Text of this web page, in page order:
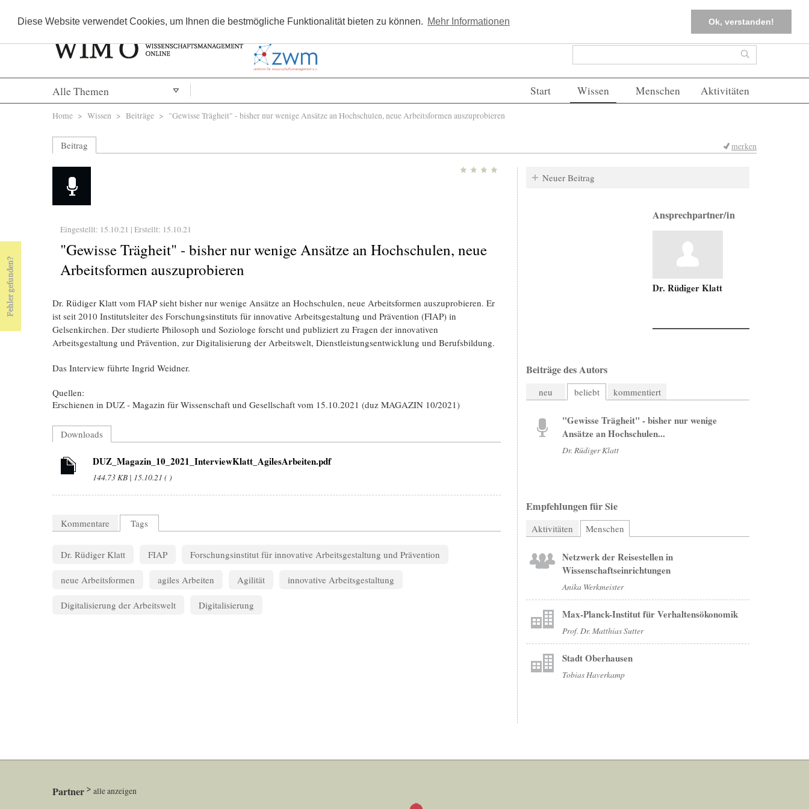
Diese Website verwendet Cookies, um Ihnen die bestmögliche Funktionalität bieten zu können. Mehr Informationen Ok, verstanden!
Kostenlos registrieren FAQs Einloggen
Suchformular Suche
Alle Themen Start Wissen Menschen Aktivitäten
Sie sind hier
Home > Wissen > Beiträge > "Gewisse Trägheit" - bisher nur wenige Ansätze an Hochschulen, neue Arbeitsformen auszuprobieren
Beitrag merken
Eingestellt: 15.10.21 | Erstellt: 15.10.21
"Gewisse Trägheit" - bisher nur wenige Ansätze an Hochschulen, neue
Arbeitsformen auszuprobieren
Dr. Rüdiger Klatt vom FIAP sieht bisher nur wenige Ansätze an Hochschulen, neue Arbeitsformen auszuprobieren. Er
ist seit 2010 Institutsleiter des Forschungsinstituts für innovative Arbeitsgestaltung und Prävention (FIAP) in
Gelsenkirchen. Der studierte Philosoph und Soziologe forscht und publiziert zu Fragen der innovativen
Arbeitsgestaltung und Prävention, zur Digitalisierung der Arbeitswelt, Dienstleistungsentwicklung und Berufsbildung.
Das Interview führte Ingrid Weidner.
Quellen:
Erschienen in DUZ - Magazin für Wissenschaft und Gesellschaft vom 15.10.2021 (duz MAGAZIN 10/2021)
Downloads
DUZ_Magazin_10_2021_InterviewKlatt_AgilesArbeiten.pdf
144.73 KB | 15.10.21 ( )
Kommentare Tags
Dr. Rüdiger Klatt FIAP Forschungsinstitut für innovative Arbeitsgestaltung und Prävention
neue Arbeitsformen agiles Arbeiten Agilität innovative Arbeitsgestaltung
Digitalisierung der Arbeitswelt Digitalisierung
Neuer Beitrag
Ansprechpartner/in
Dr. Rüdiger Klatt
Beiträge des Autors
neu beliebt kommentiert
"Gewisse Trägheit" - bisher nur wenige
Ansätze an Hochschulen...
Dr. Rüdiger Klatt
Empfehlungen für Sie
Aktivitäten Menschen
Netzwerk der Reisestellen in
Wissenschaftseinrichtungen
Anika Werkmeister
Max-Planck-Institut für Verhaltensökonomik
Prof. Dr. Matthias Sutter
Stadt Oberhausen
Tobias Haverkamp
Partner alle anzeigen